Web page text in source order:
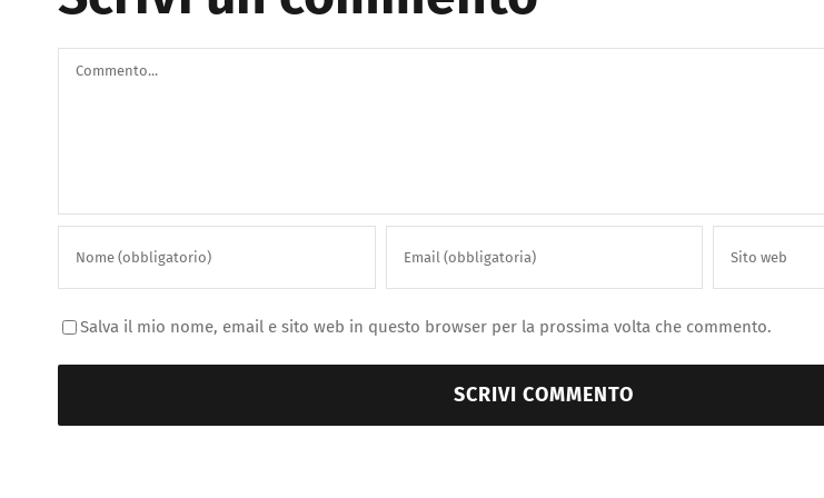
Commento
Salva il mio nome, email e sito web in questo browser per la prossima volta che commento.